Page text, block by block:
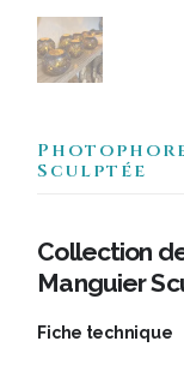
Sculptée
Collection
Manguier
Fiche technique